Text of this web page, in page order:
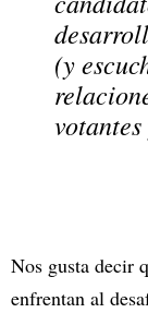
(y
Nos gusta decir
enfrentan al